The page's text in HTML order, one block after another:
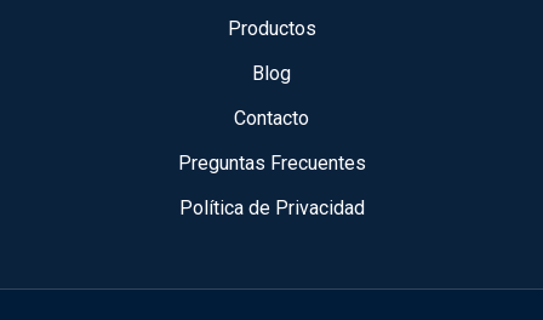
Productos
Blog
Contacto
Preguntas Frecuentes
Política de Privacidad